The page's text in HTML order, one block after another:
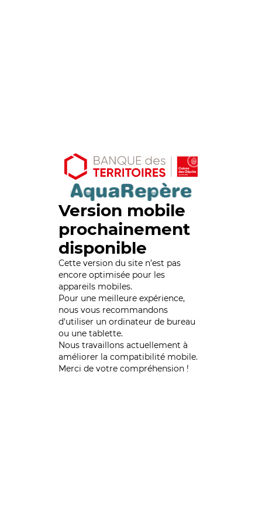
Version mobile
prochainement
disponible
Cette version du site n’est pas
encore optimisée pour les
appareils mobiles.
Pour une meilleure expérience,
nous vous recommandons
d'utiliser un ordinateur de bureau
ou une tablette.
Nous travaillons actuellement à
améliorer la compatibilité mobile.
Merci de votre compréhension !